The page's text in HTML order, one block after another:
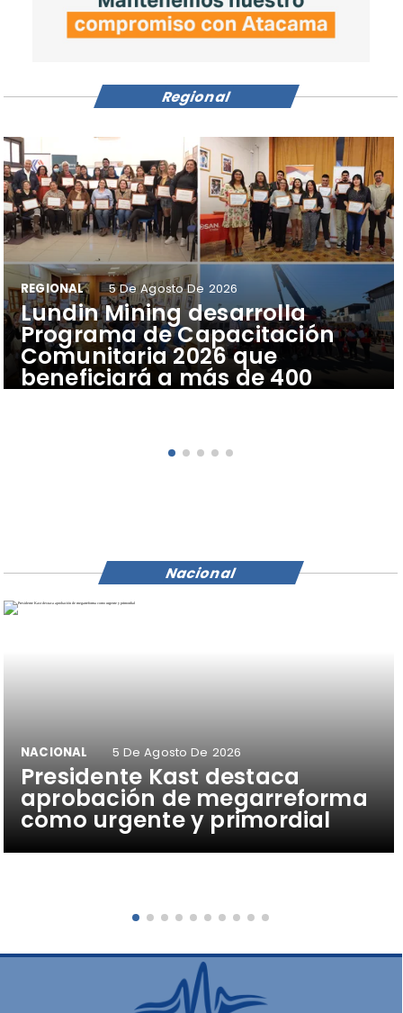
​Lundin Mining desarrolla
Programa de Capacitación
Comunitaria 2026 que
beneficiará a más de 400
vecinos y vecinas de Tierra
REGIONAL 5 De Agosto De 2026
Regional
Presidente Kast destaca
aprobación de megarreforma
como urgente y primordial
NACIONAL 5 De Agosto De 2026
Nacional